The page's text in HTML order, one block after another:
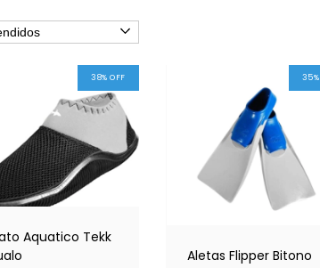
38% OFF
Aquatico Tekk
35%
Aletas Flipper Bitono